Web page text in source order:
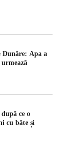
Dunăre: Apa a
urmează
ce o
cu bâte și